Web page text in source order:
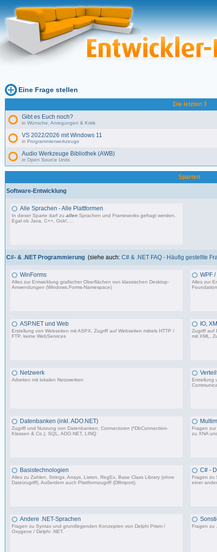
Eine Frage stellen
Die letzten 3
Gibt es Euch noch?
in Wünsche, Anregungen & Kritik
VS 2022/2026 mit Windows 11
in Programmierwerkzeuge
Audio Werkzeuge Bibliothek (AWB)
in Open Source Units
Sparten
Software-Entwicklung
Alle Sprachen - Alle Plattformen
In dieser Sparte darf zuallen Sprachen und Frameworks gefragt werden.
Egal ob Java, C++, Ook!, ...
C#- & .NET Programmierung (siehe auch: C# & .NET FAQ - Häufig gestellte
WinForms
Alles zur Entwicklung grafischer Oberflächen von klassischen Desktop-
Anwendungen (Windows.Forms-Namespace)
WPF
Alles zur
ASP.NET und Web
Erstellung von Webseiten mit ASPX, Zugriff auf Webseiten mittels HTTP /
FTP, keine WebServices
IO,
Zugriff auf
mit XML,
Netzwerk
Arbeiten mit lokalen Netzwerken
Erstellung
Datenbanken (inkl. ADO.NET)
Zugriff und Nutzung von Datenbanken, Connectoren (*DbConnection-
Klassen & Co.), SQL, ADO.NET, LINQ
Fragen
zu XNA
Basistechnologien
Alles zu Zahlen, Strings, Arrays, Listen, RegEx, Base Class Library (ohne
Dateizugriff). Außerdem auch Plattformzugriff (DllImport).
C# -
Fragen zu
einer
Andere .NET-Sprachen
Fragen zu Syntax und grundlegenden Konzepten von Delphi Prism /
Oxygene / Delphi .NET.
Fragen zu